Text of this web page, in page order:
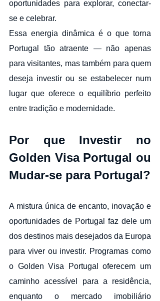
oportunidades para explorar, conectar-
se e celebrar.
Essa energia dinâmica é o que torna
Portugal tão atraente — não apenas
para visitantes, mas também para quem
deseja investir ou se estabelecer num
lugar que oferece o equilíbrio perfeito
entre tradição e modernidade.
Por que Investir no
Golden Visa Portugal ou
Mudar-se para Portugal?
A mistura única de encanto, inovação e
oportunidades de Portugal faz dele um
dos destinos mais desejados da Europa
para viver ou investir. Programas como
o Golden Visa Portugal oferecem um
caminho acessível para a residência,
enquanto o mercado imobiliário